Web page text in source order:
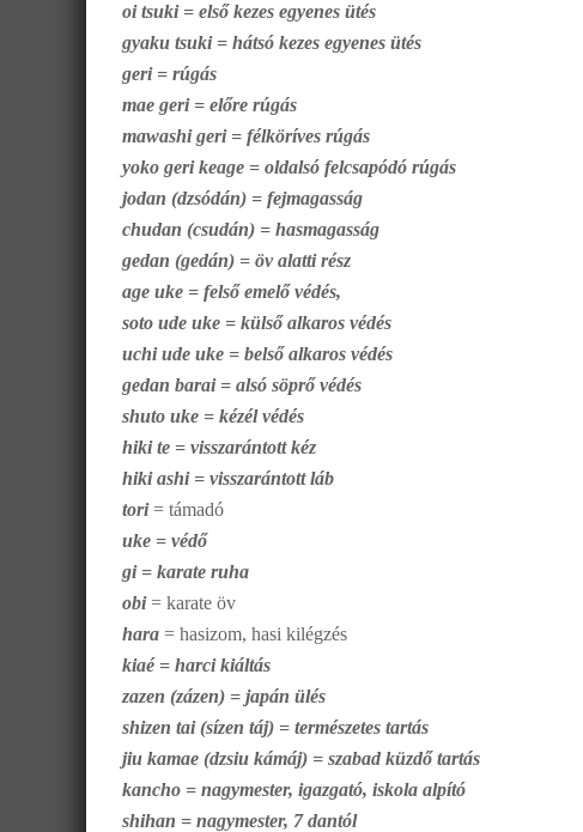
oi tsuki = első kezes egyenes ütés
gyaku tsuki = hátsó kezes egyenes ütés
geri = rúgás
mae geri = előre rúgás
mawashi geri = félköríves rúgás
yoko geri keage = oldalsó felcsapódó rúgás
jodan (dzsódán) = fejmagasság
chudan (csudán) = hasmagasság
gedan (gedán) = öv alatti rész
age uke = felső emelő védés,
soto ude uke = külső alkaros védés
uchi ude uke = belső alkaros védés
gedan barai = alsó söprő védés
shuto uke = kézél védés
hiki te = visszarántott kéz
hiki ashi = visszarántott láb
tori= támadó
uke = védő
gi = karate ruha
obi= karate öv
hara = hasizom, hasi kilégzés
kiaé = harci kiáltás
zazen (zázen) = japán ülés
shizen tai (sízen táj) = természetes tartás
jiu kamae (dzsiu kámáj) = szabad küzdő tartás
kancho = nagymester, igazgató, iskola alpító
shihan = nagymester, 7 dantól